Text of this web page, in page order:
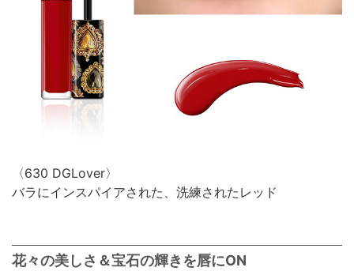
〈630 DGLover〉
バラにインスパイアされた、洗練されたレッド
花々の美しさ＆宝石の輝きを唇にON